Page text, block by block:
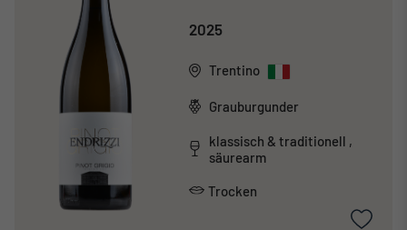
2025
Trentino
Grauburgunder
klassisch & traditionell ,
säurearm
Trocken